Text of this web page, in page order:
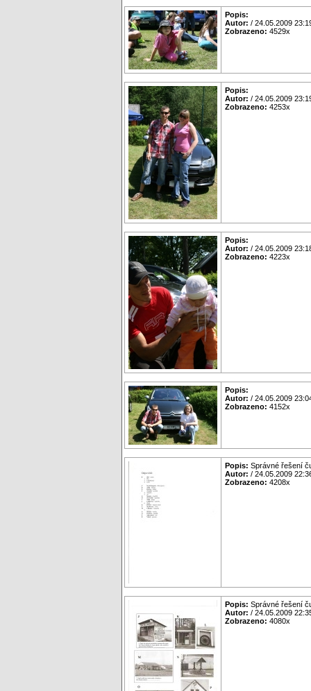
Popis:
Autor: / 24.05.2009
Zobrazeno: 4529x
Popis:
Autor: / 24.05.2009
Zobrazeno: 4253x
Popis:
Autor: / 24.05.2009
Zobrazeno: 4223x
Popis:
Autor: / 24.05.2009
Zobrazeno: 4152x
Popis: Správné řešení
Autor: / 24.05.2009
Zobrazeno: 4208x
Popis: Správné řešení
Autor: / 24.05.2009
Zobrazeno: 4080x